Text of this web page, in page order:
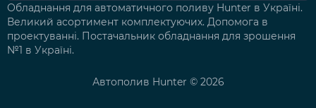
Обладнання для автоматичного поливу Hunter в Україні.
Великий асортимент комплектуючих. Допомога в
проектуванні. Постачальник обладнання для зрошення
№1 в Україні.
Автополив Hunter © 2026